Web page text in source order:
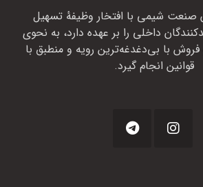
صنعت شیمی با افتخار وظیفهٔ تسهیل
داخلی را بر عهده دارد، به نحوی
با بی‌دغدغه‌ترین رویه و منطبق با
قوانین انجام گیرد.